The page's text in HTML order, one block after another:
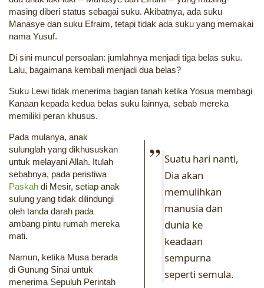
masing diberi status sebagai suku. Akibatnya, ada suku
Manasye dan suku Efraim, tetapi tidak ada suku yang memakai
nama Yusuf.
Di sini muncul persoalan: jumlahnya menjadi tiga belas suku.
Lalu, bagaimana kembali menjadi dua belas?
Suku Lewi tidak menerima bagian tanah ketika Yosua membagi
Kanaan kepada kedua belas suku lainnya, sebab mereka
memiliki peran khusus.
Suatu hari nanti,
Dia akan
memulihkan
manusia dan
dunia ke
keadaan
sempurna
seperti semula.
Pada mulanya, anak
sulunglah yang dikhususkan
untuk melayani Allah. Itulah
sebabnya, pada peristiwa
Paskah di Mesir, setiap anak
sulung yang tidak dilindungi
oleh tanda darah pada
ambang pintu rumah mereka
mati.
Namun, ketika Musa berada
di Gunung Sinai untuk
menerima Sepuluh Perintah